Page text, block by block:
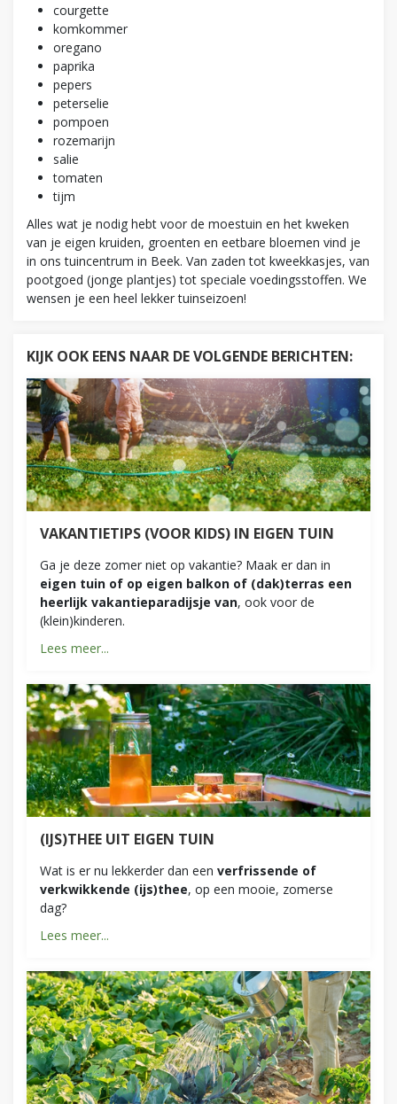
courgette
komkommer
oregano
paprika
pepers
peterselie
pompoen
rozemarijn
salie
tomaten
tijm
Alles wat je nodig hebt voor de moestuin en het kweken
van je eigen kruiden, groenten en eetbare bloemen vind je
in ons tuincentrum in Beek. Van zaden tot kweekkasjes, van
pootgoed (jonge plantjes) tot speciale voedingsstoffen. We
wensen je een heel lekker tuinseizoen!
KIJK OOK EENS NAAR DE VOLGENDE BERICHTEN:
VAKANTIETIPS (VOOR KIDS) IN EIGEN TUIN
Ga je deze zomer niet op vakantie? Maak er dan in
eigen tuin of op eigen balkon of (dak)terras een
heerlijk vakantieparadijsje van, ook voor de
(klein)kinderen.
Lees meer...
(IJS)THEE UIT EIGEN TUIN
Wat is er nu lekkerder dan een verfrissende of
verkwikkende (ijs)thee, op een mooie, zomerse
dag?
Lees meer...